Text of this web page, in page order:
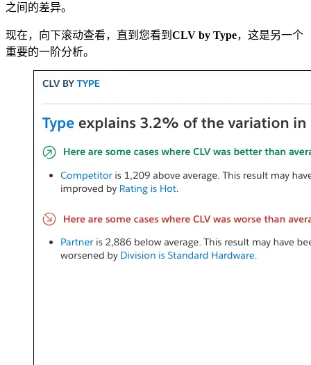
之间的差异。
现在，向下滚动查看，直到您看到 CLV by Type，这是另一个
重要的一阶分析。